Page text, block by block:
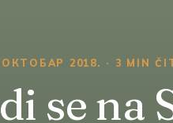
ОКТОБАР 2018. · 3 MIN
se na